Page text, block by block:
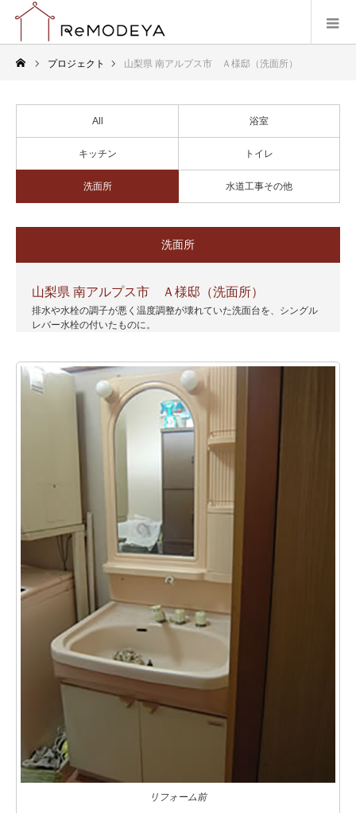
プロジェクト 山梨県 南アルプス市 Ａ様邸（洗面所）
All 浴室
キッチン トイレ
洗面所 水道工事その他
洗面所
山梨県 南アルプス市 Ａ様邸（洗面所）
排水や水栓の調子が悪く温度調整が壊れていた洗面台を、シングル
レバー水栓の付いたものに。
リフォーム前